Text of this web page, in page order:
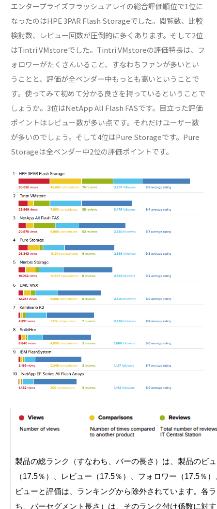
エンタープライズフラッシュアレイの総合評価順位で1位に
なったのはHPE 3PAR Flash Storageでした。閲覧数、比較
検討数、レビュー回数が圧倒的に多くあります。そして2位
はTintri VMstoreでした。Tintri VMstoreの評価特長は、フ
ォロワーがたくさんいること、すなわちファンが多いとい
うことと、評価が全ベンダー中もっとも高いということで
す。使ってみて初めて分かる良さを持っているということで
しょうか。3位はNetApp All Flash FASです。目立った評価
ポイントはレビュー数が多い点です。それだけユーザー数
が多いのでしょう。そして4位はPure Storageです。Pure
Storageは全ベンダー中2位の評価ポイントです。
製品の総ランク（すなわち、バーの長さ）は、製品のビ
（17.5％）、レビュー（17.5％）、フォロワー（17.5％
ビューと評価は、ランキングから除外されています。各
ち、バーセグメント長さ）は、そのランク付け係数に対